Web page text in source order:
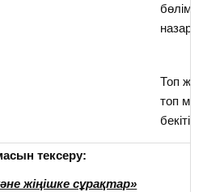
назар
Топ
топ
тексеру:
жіңішке сұрақтар»